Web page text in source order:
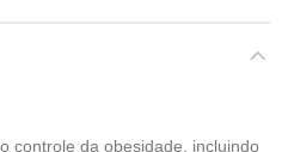
controle da obesidade, incluindo